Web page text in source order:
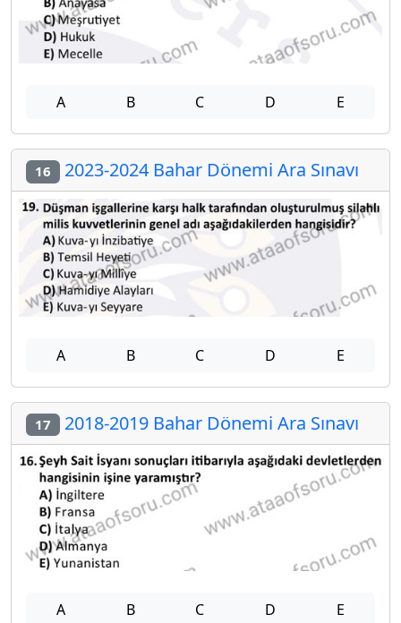
A B C D E
16 2023-2024 Bahar Dönemi Ara Sınavı
A B C D E
17 2018-2019 Bahar Dönemi Ara Sınavı
A B C D E